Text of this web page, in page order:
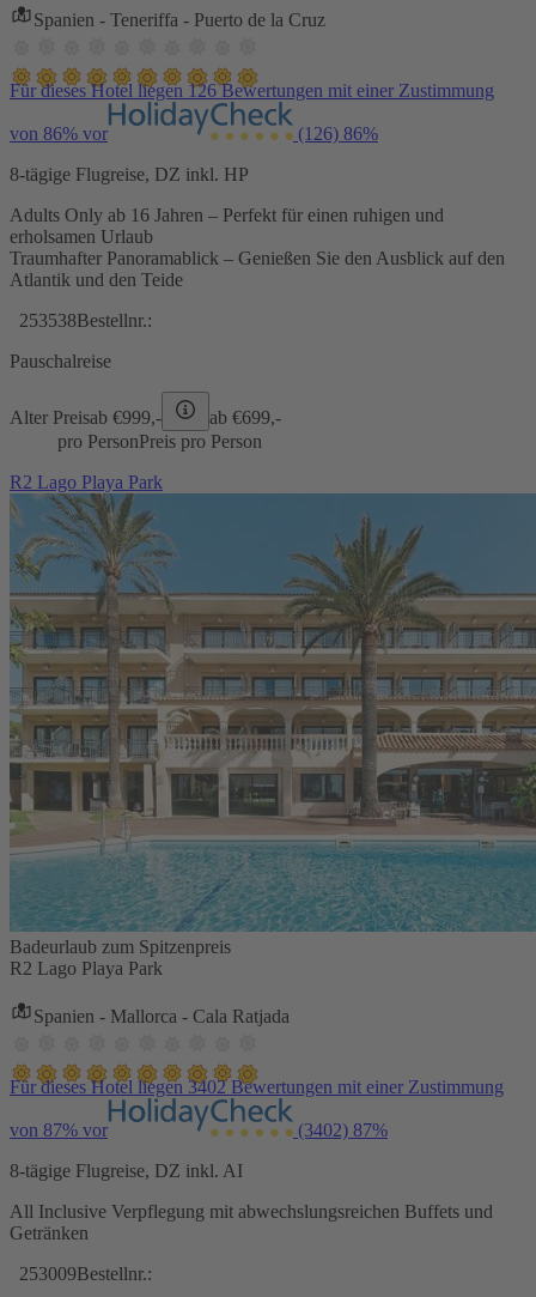
Spanien - Teneriffa - Puerto de la Cruz
Für dieses Hotel liegen 126 Bewertungen mit einer Zustimmung
von 86% vor (126) 86%
8-tägige Flugreise, DZ inkl. HP
Adults Only ab 16 Jahren – Perfekt für einen ruhigen und
erholsamen Urlaub
Traumhafter Panoramablick – Genießen Sie den Ausblick auf den
Atlantik und den Teide
253538Bestellnr.:
Pauschalreise
Alter Preisab €999,- ab €699,-
pro PersonPreis pro Person
R2 Lago Playa Park
Badeurlaub zum Spitzenpreis
R2 Lago Playa Park
Spanien - Mallorca - Cala Ratjada
Für dieses Hotel liegen 3402 Bewertungen mit einer Zustimmung
von 87% vor (3402) 87%
8-tägige Flugreise, DZ inkl. AI
All Inclusive Verpflegung mit abwechslungsreichen Buffets und
Getränken
253009Bestellnr.: